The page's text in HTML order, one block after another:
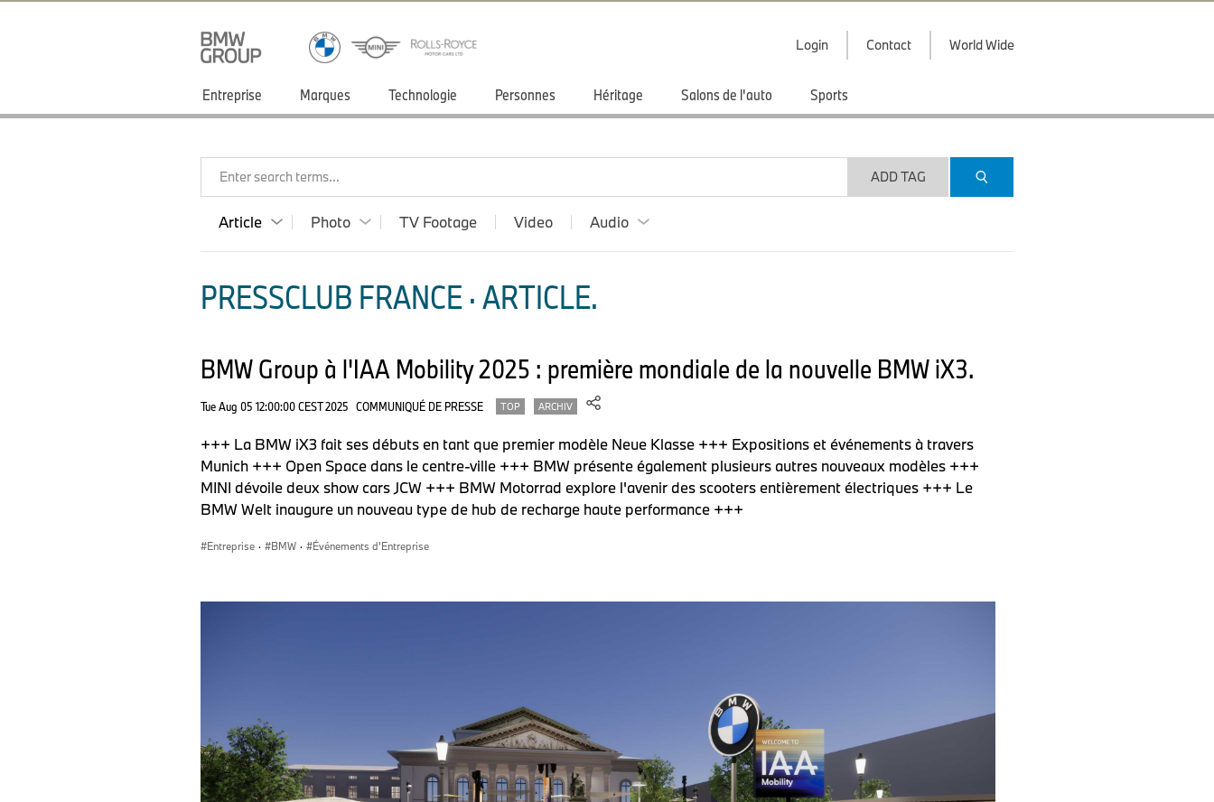
Login Contact World Wide
Entreprise Marques Technologie Personnes Héritage Salons de l'auto Sports
Enter search terms... ADD TAG
Article Photo TV Footage Video Audio
PRESSCLUB FRANCE · ARTICLE.
BMW Group à l'IAA Mobility 2025 : première mondiale de la nouvelle BMW iX3.
Tue Aug 05 12:00:00 CEST 2025 COMMUNIQUÉ DE PRESSE TOP ARCHIV
+++ La BMW iX3 fait ses débuts en tant que premier modèle Neue Klasse +++ Expositions et événements à travers
Munich +++ Open Space dans le centre-ville +++ BMW présente également plusieurs autres nouveaux modèles +++
MINI dévoile deux show cars JCW +++ BMW Motorrad explore l'avenir des scooters entièrement électriques +++ Le
BMW Welt inaugure un nouveau type de hub de recharge haute performance +++
Entreprise · BMW · Événements d'Entreprise